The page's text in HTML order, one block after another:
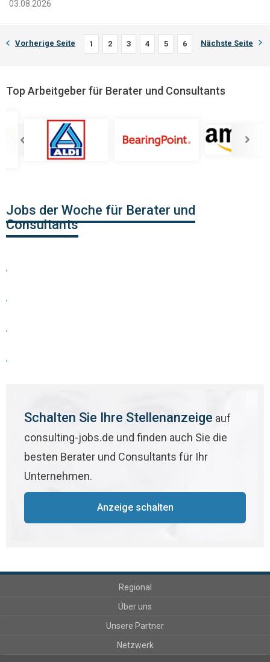
03.08.2026
Vorherige Seite 1 2 3 4 5 6 Nächste Seite
Top Arbeitgeber für Berater und Consultants
Jobs der Woche für Berater und
Consultants
,
,
,
,
Schalten Sie Ihre Stellenanzeige auf
consulting-jobs.de und finden auch Sie die
besten Berater und Consultants für Ihr
Unternehmen.
Anzeige schalten
Regional
Über uns
Unsere Partner
Netzwerk